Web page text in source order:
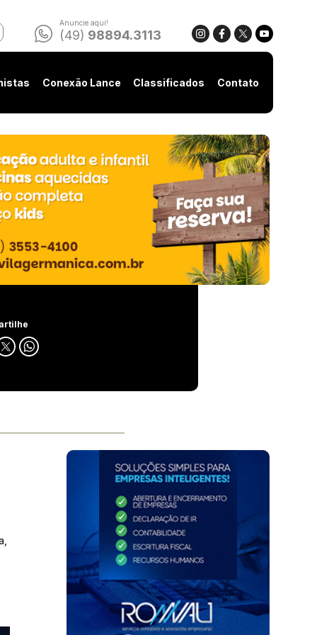
Anuncie aqui!
(49) 98894.3113
Conexão Lance Classificados Contato